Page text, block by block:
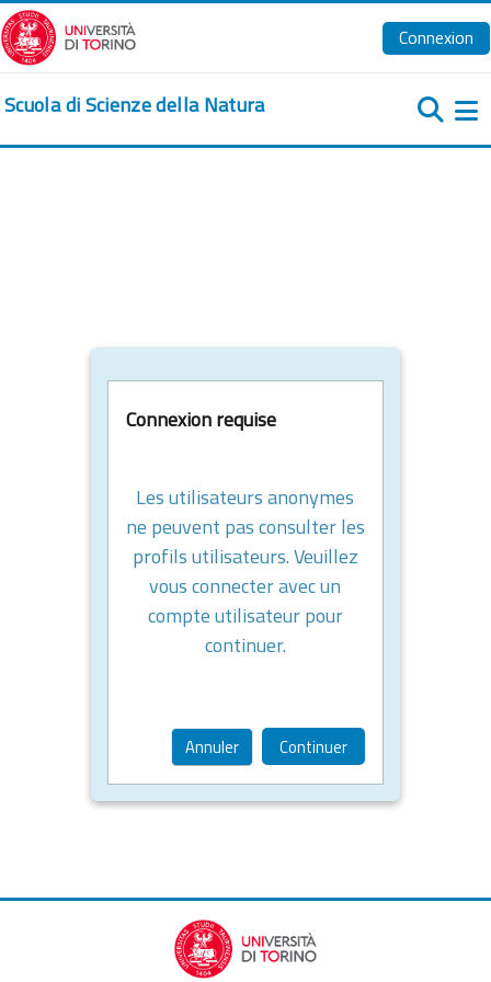
Passer au contenu principal
Connexion
Scuola di Scienze della Natura
Connexion requise
Les utilisateurs anonymes
ne peuvent pas consulter les
profils utilisateurs. Veuillez
vous connecter avec un
compte utilisateur pour
continuer.
Annuler Continuer